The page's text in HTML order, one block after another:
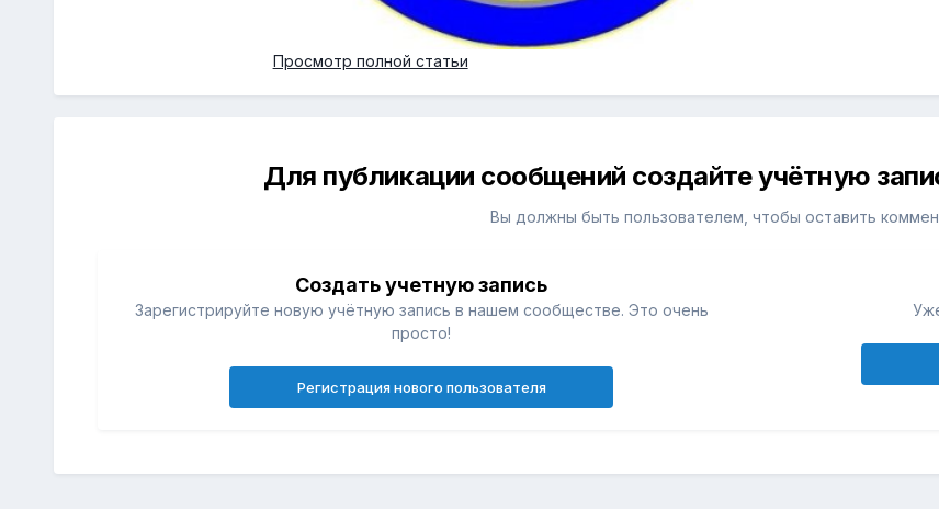
Просмотр полной статьи
Для публикации сообщений создайте учётную
Вы должны быть пользователем, чтобы оставить
Создать учетную запись
Зарегистрируйте новую учётную запись в нашем сообществе. Это очень
просто!
Регистрация нового пользователя